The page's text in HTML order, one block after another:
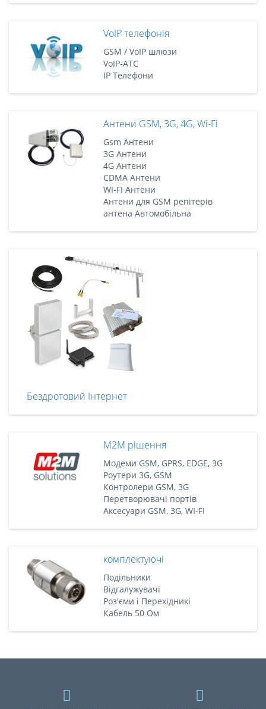
VoIP телефонія
GSM / VoIP шлюзи
VoIP-АТС
IP Телефони
Антени GSM, 3G, 4G, Wi-Fi
Gsm Антени
3G Антени
4G Антени
CDMA Антени
WI-FI Антени
Антени для GSM репітерів
антена Автомобільна
Бездротовий Інтернет
M2M рішення
Модеми GSM, GPRS, EDGE, 3G
Роутери 3G, GSM
Контролери GSM, 3G
Перетворювачі портів
Аксесуари GSM, 3G, WI-FI
комплектуючі
Подільники
Відгалужувачі
Роз'єми і Перехідникі
Кабель 50 Ом